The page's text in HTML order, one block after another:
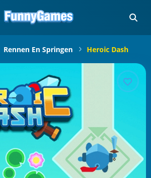
Rennen En Springen Heroic Dash